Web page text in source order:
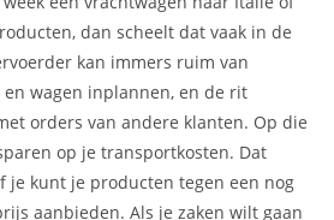
dan scheelt dat vaak in de
kan immers ruim van
wagen inplannen, en de rit
orders van andere klanten. Op die
op je transportkosten. Dat
je kunt je producten tegen een nog
aanbieden. Als je zaken wilt gaan